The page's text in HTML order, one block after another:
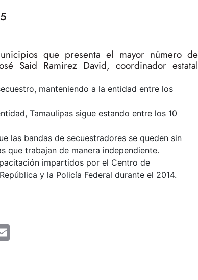
que presenta el mayor número de
Said Ramirez David, coordinador estatal
manteniendo a la entidad entre los
Tamaulipas sigue estando entre los 10
las bandas de secuestradores se queden sin
que trabajan de manera independiente.
impartidos por el Centro de
y la Policía Federal durante el 2014.